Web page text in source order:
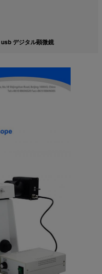
usb デジタル顕微鏡